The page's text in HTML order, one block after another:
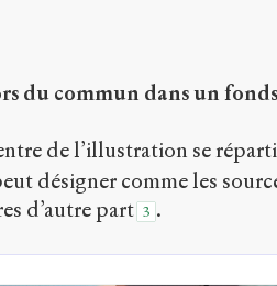
du commun dans un
de l’illustration se
désigner comme les
d’autre part 3 .